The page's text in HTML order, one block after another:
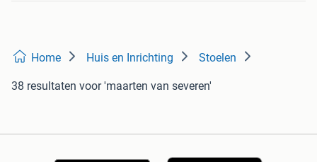
Home Huis en Inrichting Stoelen
38 resultaten voor 'maarten van severen'